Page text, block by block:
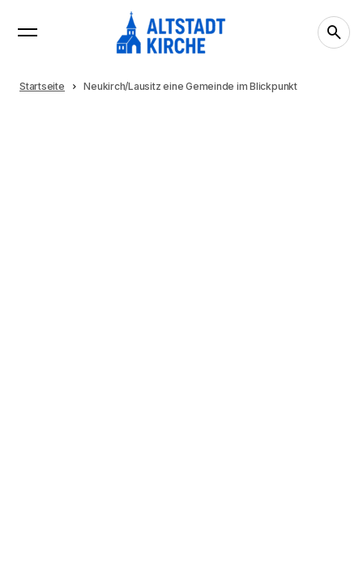
Startseite Neukirch/Lausitz eine Gemeinde im Blickpunkt